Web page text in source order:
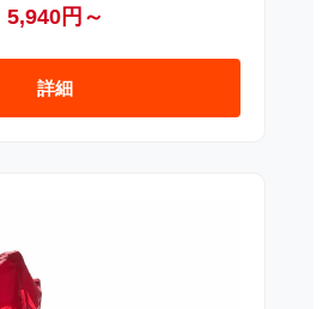
5,940円～
詳細